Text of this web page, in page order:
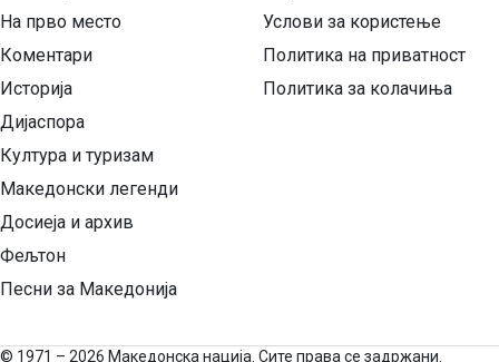
На прво место
Коментари
Историја
Дијаспора
Култура и туризам
Македонски легенди
Досиеја и архив
Фељтон
Песни за Македонија
Услови за користење
Политика на приватност
Политика за колачиња
© 1971 – 2026 Македонска нација. Сите права се задржани.